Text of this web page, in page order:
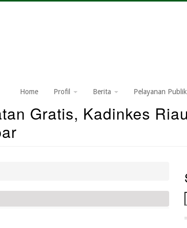
Home Profil Berita Pelayanan Publik
Gratis, Kadinkes